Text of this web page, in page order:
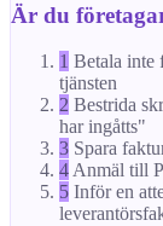
Är du
1 Betala inte
tjänsten
2 Bestrida
har ingåtts"
3 Spara
4 Anmäl till
5 Inför en